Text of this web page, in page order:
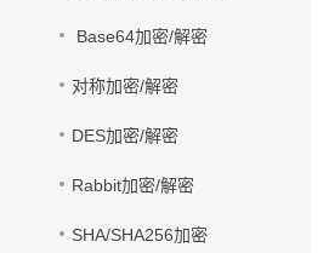
Base64加密/解密
对称加密/解密
DES加密/解密
Rabbit加密/解密
SHA/SHA256加密